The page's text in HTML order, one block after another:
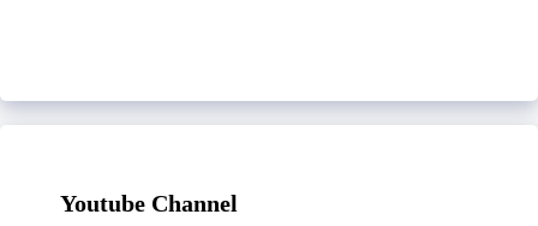
Youtube Channel